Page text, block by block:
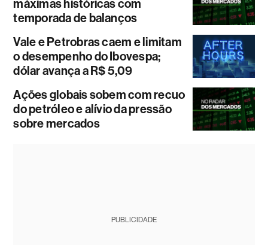
máximas históricas com
temporada de balanços
Vale e Petrobras caem e limitam
o desempenho do Ibovespa;
dólar avança a R$ 5,09
Ações globais sobem com recuo
do petróleo e alívio da pressão
sobre mercados
PUBLICIDADE